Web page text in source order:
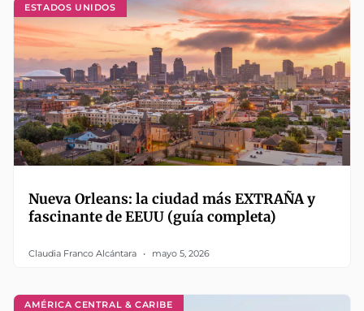
ESTADOS UNIDOS
Nueva Orleans: la ciudad más EXTRAÑA y
fascinante de EEUU (guía completa)
Claudia Franco Alcántara mayo 5, 2026
AMÉRICA CENTRAL & CARIBE